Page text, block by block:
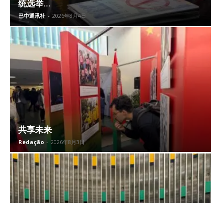
统选举...
巴中通讯社 - 2026年8月4日
共享未来
Redação - 2026年8月3日